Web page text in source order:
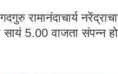
रामानंदाचार्य
सायं 5.00 वाजता संपन्न